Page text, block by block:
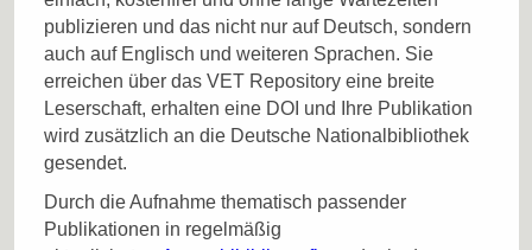
publizieren und das nicht nur auf Deutsch, sondern
auch auf Englisch und weiteren Sprachen. Sie
erreichen über das VET Repository eine breite
Leserschaft, erhalten eine DOI und Ihre Publikation
wird zusätzlich an die Deutsche Nationalbibliothek
gesendet.
Durch die Aufnahme thematisch passender
Publikationen in regelmäßig